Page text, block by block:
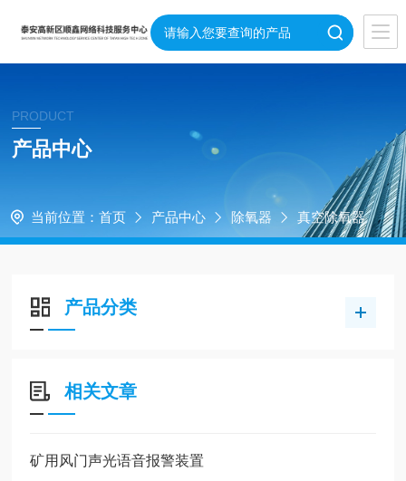
PRODUCT
产品中心
当前位置： 首页 产品中心 除氧器 真空除氧器
产品分类
相关文章
矿用风门声光语音报警装置